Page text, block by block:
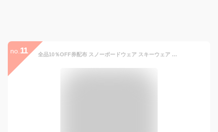
no. 11 全品10％OFF券配布 スノーボードウェア スキーウェア メンズ レディース ボードウェア ジャケット スノボウェア スノボ ウェア スノーボード スノボー スキー スノボーウェア スノーウェア パンツ ウエア おしゃれ 大きいサイズ age-880